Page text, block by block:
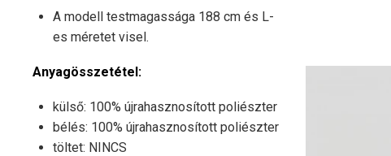
A modell testmagassága 188 cm és L-
es méretet visel.
Anyagösszetétel:
külső: 100% újrahasznosított poliészter
bélés: 100% újrahasznosított poliészter
töltet: NINCS